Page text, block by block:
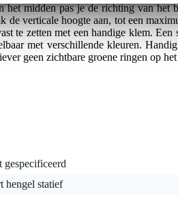
midden pas je de richting van het
de verticale hoogte aan, tot een
te zetten met een handige klem.
met verschillende kleuren.
geen zichtbare groene ringen op
gespecificeerd
hengel statief